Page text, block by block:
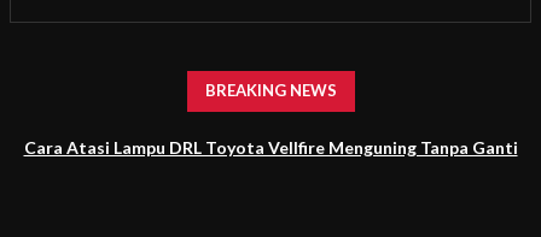
BREAKING NEWS
Cara Atasi Lampu DRL Toyota Vellfire Menguning Tanpa Ganti